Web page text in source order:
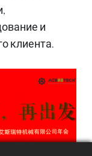
и
клиента.